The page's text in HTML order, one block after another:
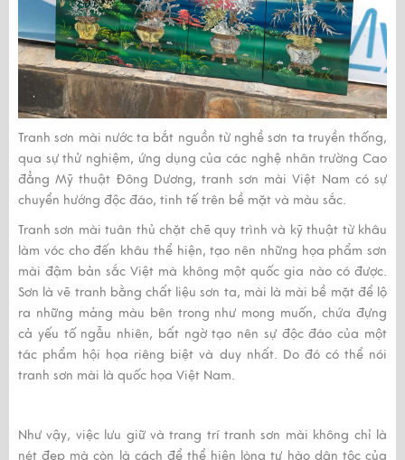
Tranh sơn mài nước ta bắt nguồn từ nghề sơn ta truyền thống,
qua sự thử nghiệm, ứng dụng của các nghệ nhân trường Cao
đẳng Mỹ thuật Đông Dương, tranh sơn mài Việt Nam có sự
chuyển hướng độc đáo, tinh tế trên bề mặt và màu sắc.
Tranh sơn mài tuân thủ chặt chẽ quy trình và kỹ thuật từ khâu
làm vóc cho đến khâu thể hiện, tạo nên những họa phẩm sơn
mài đậm bản sắc Việt mà không một quốc gia nào có được.
Sơn là vẽ tranh bằng chất liệu sơn ta, mài là mài bề mặt để lộ
ra những mảng màu bên trong như mong muốn, chứa đựng
cả yếu tố ngẫu nhiên, bất ngờ tạo nên sự độc đáo của một
tác phẩm hội họa riêng biệt và duy nhất. Do đó có thể nói
tranh sơn mài là quốc họa Việt Nam.
Như vậy, việc lưu giữ và trang trítranh sơn mài không chỉ là
nét đẹp mà còn là cách để thể hiện lòng tự hào dân tộc của